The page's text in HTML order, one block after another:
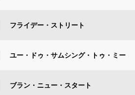
フライデー・ストリート
ユー・ドゥ・サムシング・トゥ・ミー
ブラン・ニュー・スタート